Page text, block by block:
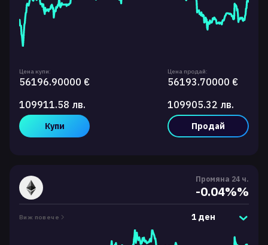
Цена купи:
56196.90000 €
109911.58 лв.
Купи
Цена продай:
56193.70000 €
109905.32 лв.
Продай
Промяна 24 ч.
-0.04%%
Виж повече 1 ден